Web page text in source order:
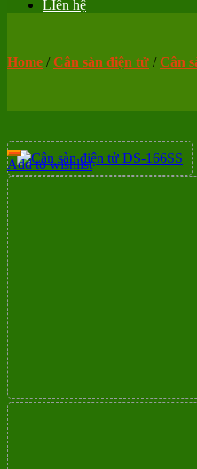
LIên hệ
Home / Cân sàn điện tử / Cân
Add to wishlist